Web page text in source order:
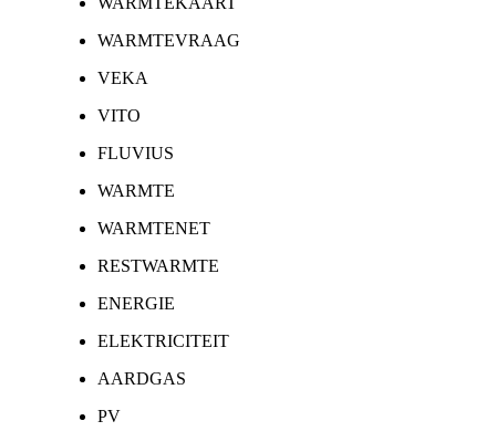
WARMTEVRAAG
VEKA
VITO
FLUVIUS
WARMTE
WARMTENET
RESTWARMTE
ENERGIE
ELEKTRICITEIT
AARDGAS
PV